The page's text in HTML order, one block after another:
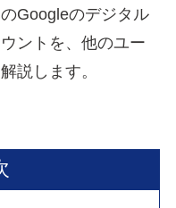
Googleのデジタル
ントを、他のユー
説します。